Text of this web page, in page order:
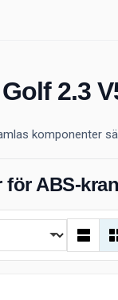
2.3
komponenter
för ABS-